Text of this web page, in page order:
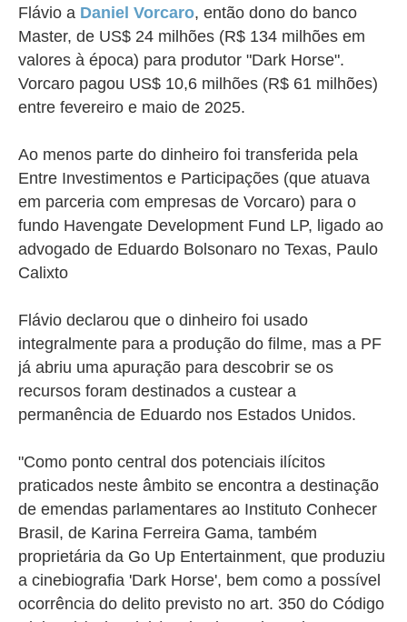
Flávio a Daniel Vorcaro, então dono do banco
Master, de US$ 24 milhões (R$ 134 milhões em
valores à época) para produtor "Dark Horse".
Vorcaro pagou US$ 10,6 milhões (R$ 61 milhões)
entre fevereiro e maio de 2025.
Ao menos parte do dinheiro foi transferida pela
Entre Investimentos e Participações (que atuava
em parceria com empresas de Vorcaro) para o
fundo Havengate Development Fund LP, ligado ao
advogado de Eduardo Bolsonaro no Texas, Paulo
Calixto
Flávio declarou que o dinheiro foi usado
integralmente para a produção do filme, mas a PF
já abriu uma apuração para descobrir se os
recursos foram destinados a custear a
permanência de Eduardo nos Estados Unidos.
"Como ponto central dos potenciais ilícitos
praticados neste âmbito se encontra a destinação
de emendas parlamentares ao Instituto Conhecer
Brasil, de Karina Ferreira Gama, também
proprietária da Go Up Entertainment, que produziu
a cinebiografia 'Dark Horse', bem como a possível
ocorrência do delito previsto no art. 350 do Código